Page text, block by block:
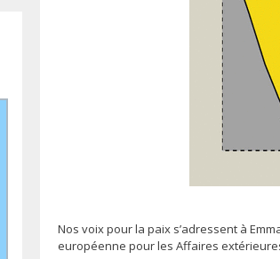
Nos voix pour la paix s’adressent à
européenne pour les Affaires